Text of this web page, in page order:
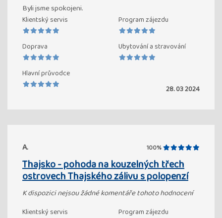
Byli jsme spokojeni.
Klientský servis Program zájezdu
Doprava Ubytování a stravování
Hlavní průvodce
28. 03 2024
A. 100%
Thajsko - pohoda na kouzelných třech
ostrovech Thajského zálivu s polopenzí
K dispozici nejsou žádné komentáře tohoto hodnocení
Klientský servis Program zájezdu